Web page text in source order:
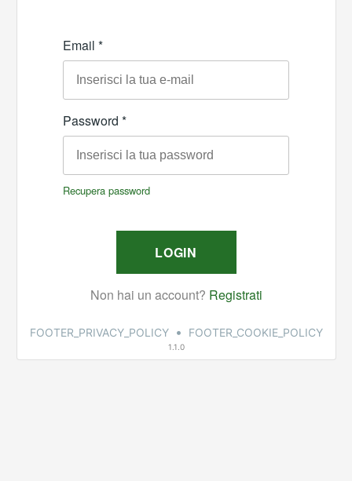
FOOTER_PRIVACY_POLICY • FOOTER_COOKIE_POLICY
1.1.0